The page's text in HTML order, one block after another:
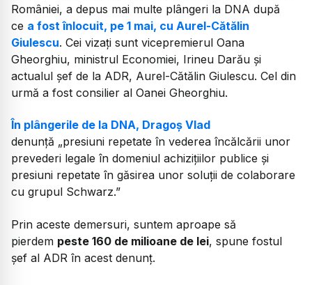
României, a depus mai multe plângeri la DNA după
ce a fost înlocuit, pe 1 mai, cu Aurel-Cătălin
Giulescu. Cei vizați sunt vicepremierul Oana
Gheorghiu, ministrul Economiei, Irineu Darău și
actualul șef de la ADR, Aurel-Cătălin Giulescu. Cel din
urmă a fost consilier al Oanei Gheorghiu.
În plângerile de la DNA, Dragoș Vlad
denunță „presiuni repetate în vederea încălcării unor
prevederi legale în domeniul achizițiilor publice și
presiuni repetate în găsirea unor soluții de colaborare
cu grupul Schwarz.”
Prin aceste demersuri, suntem aproape să
pierdem peste 160 de milioane de lei, spune fostul
șef al ADR în acest denunț.